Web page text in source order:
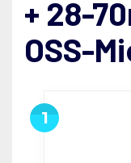
+ 28-
OSS-